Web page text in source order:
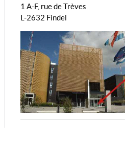
1 A-F, rue de Trèves
L-2632 Findel